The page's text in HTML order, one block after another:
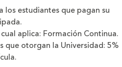
los estudiantes que pagan su
aplica: Formación Continua.
que otorgan la Universidad: 5%